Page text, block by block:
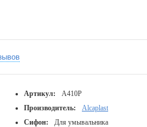
Артикул:
A410P
Производитель:
Alcaplast
Сифон:
Для умывальника